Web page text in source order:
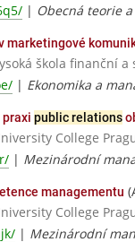
| Obecná teorie
marketingové
škola finanční a
| Ekonomika a
praxi public relations
College
| Mezinárodní
managementu
College
| Mezinárodní